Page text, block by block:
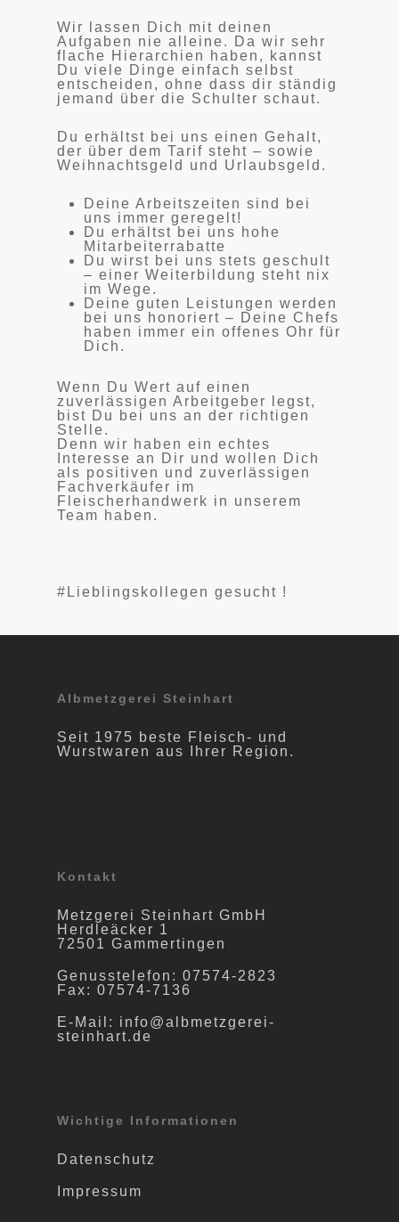
Wir lassen Dich mit deinen
Aufgaben nie alleine. Da wir sehr
flache Hierarchien haben, kannst
Du viele Dinge einfach selbst
entscheiden, ohne dass dir ständig
jemand über die Schulter schaut.
Du erhältst bei uns einen Gehalt,
der über dem Tarif steht – sowie
Weihnachtsgeld und Urlaubsgeld.
Deine Arbeitszeiten sind bei
uns immer geregelt!
Du erhältst bei uns hohe
Mitarbeiterrabatte
Du wirst bei uns stets geschult
– einer Weiterbildung steht nix
im Wege.
Deine guten Leistungen werden
bei uns honoriert – Deine Chefs
haben immer ein offenes Ohr für
Dich.
Wenn Du Wert auf einen
zuverlässigen Arbeitgeber legst,
bist Du bei uns an der richtigen
Stelle.
Denn wir haben ein echtes
Interesse an Dir und wollen Dich
als positiven und zuverlässigen
Fachverkäufer im
Fleischerhandwerk in unserem
Team haben.
#Lieblingskollegen gesucht !
Albmetzgerei Steinhart
Seit 1975 beste Fleisch- und
Wurstwaren aus Ihrer Region.
Kontakt
Metzgerei Steinhart GmbH
Herdleäcker 1
72501 Gammertingen
Genusstelefon: 07574-2823
Fax: 07574-7136
E-Mail: info@albmetzgerei-
steinhart.de
Wichtige Informationen
Datenschutz
Impressum